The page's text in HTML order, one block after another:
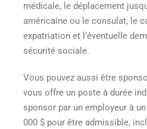
médicale, le déplacement
américaine ou le consulat, le
expatriation et l’éventuelle
sécurité sociale.
Vous pouvez aussi être
vous offre un poste à durée
sponsor par un employeur à
000 $ pour être admissible,